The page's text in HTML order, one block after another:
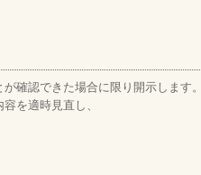
確認できた場合に限り開示します。
を適時見直し、